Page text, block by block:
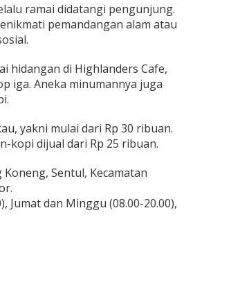
ramai didatangi pengunjung.
pemandangan alam atau
hidangan di Highlanders Cafe,
iga. Aneka minumannya juga
yakni mulai dari Rp 30 ribuan.
kopi dijual dari Rp 25 ribuan.
Sentul, Kecamatan
Jumat dan Minggu (08.00-20.00),